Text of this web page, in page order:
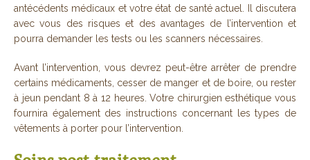
antécédents médicaux et votre état de santé actuel. Il discutera
avec vous des risques et des avantages de l’intervention et
pourra demander les tests ou les scanners nécessaires.
Avant l’intervention, vous devrez peut-être arrêter de prendre
certains médicaments, cesser de manger et de boire, ou rester
à jeun pendant 8 à 12 heures. Votre chirurgien esthétique vous
fournira également des instructions concernant les types de
vêtements à porter pour l’intervention.